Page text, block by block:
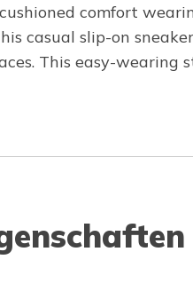
comfort
casual slip-on
This easy-